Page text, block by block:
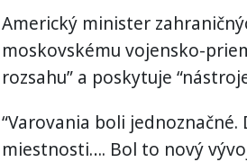
Americký minister
moskovskému vojensko-
rozsahu” a poskytuje
“Varovania boli
miestnosti…. Bol to nový